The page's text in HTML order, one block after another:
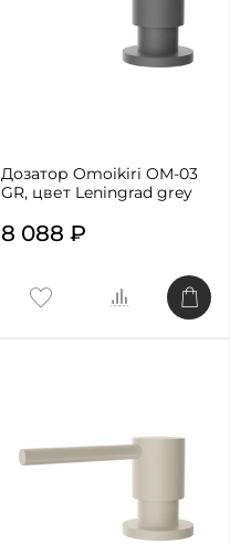
Дозатор Omoikiri OM-03
GR, цвет Leningrad grey
8 088 ₽